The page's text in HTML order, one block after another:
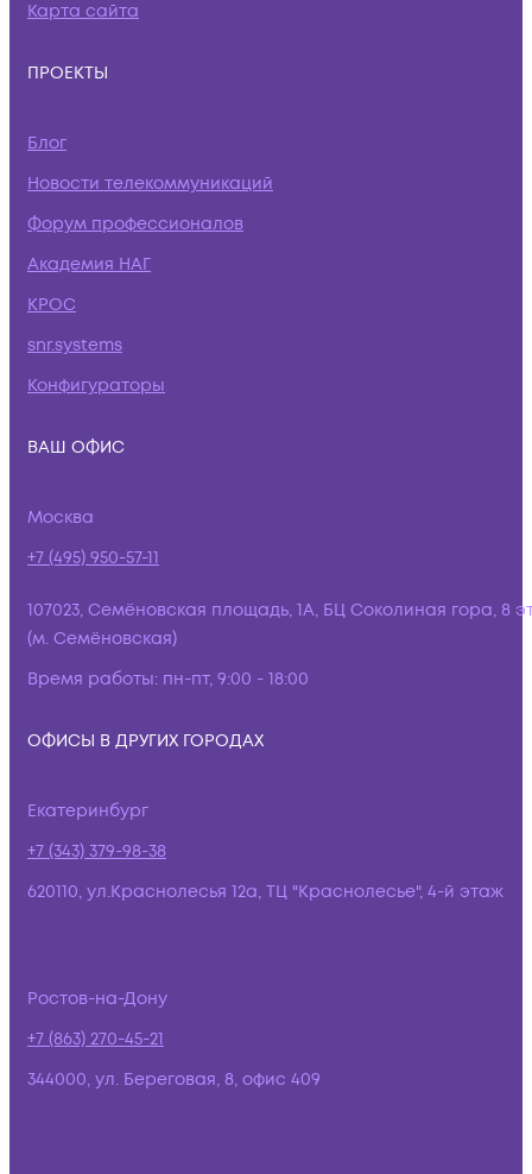
Карта сайта
ПРОЕКТЫ
Блог
Новости телекоммуникаций
Форум профессионалов
Академия НАГ
КРОС
snr.systems
Конфигураторы
ВАШ ОФИС
Москва
+7 (495) 950-57-11
107023, Семёновская площадь, 1А, БЦ Соколиная гора, 8
(м. Семёновская)
Время работы: пн-пт, 9:00 - 18:00
ОФИСЫ В ДРУГИХ ГОРОДАХ
Екатеринбург
+7 (343) 379-98-38
620110, ул.Краснолесья 12а, ТЦ "Краснолесье", 4-й этаж
Ростов-на-Дону
+7 (863) 270-45-21
344000, ул. Береговая, 8, офис 409